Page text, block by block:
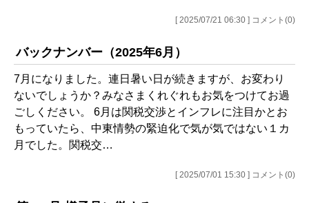
[ 2025/07/21 06:30 ] コメント(0)
バックナンバー（2025年6月）
7月になりました。連日暑い日が続きますが、お変わり
ないでしょうか？みなさまくれぐれもお気をつけてお過
ごしください。 6月は関税交渉とインフレに注目かとお
もっていたら、中東情勢の緊迫化で気が気ではない１カ
月でした。関税交…
[ 2025/07/01 15:30 ] コメント(0)